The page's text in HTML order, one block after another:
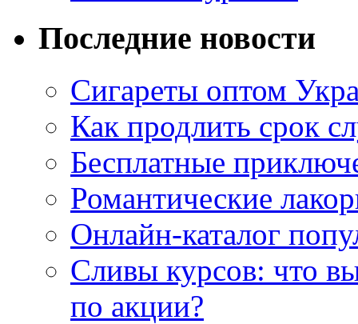
Последние новости
Сигареты оптом
Как продлить срок
Бесплатные
Романтические
Онлайн-каталог
Сливы курсов: что
по акции?